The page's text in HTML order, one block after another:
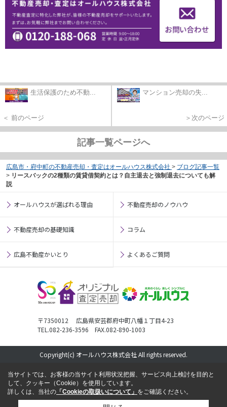
生活保護のため不動...
＜ 前のページ
マンション売却の失...
＞次のページ
記事一覧ページへ
広島市・府中町の不動産売却・査定はオールハウス株式会社 > ブログ記事一覧
> リースバックの2種類の賃貸借契約とは？自主退去と強制退去についても解
説
オールハウスが選ばれる理由 不動産売却のノウハウ
不動産売却の基礎知識 コラム
広島不動産かいとり よくあるご質問
〒7350012 広島県安芸郡府中町八幡１丁目4-23
TEL.082-236-3596 FAX.082-890-1003
Copyright(c) オールハウス株式会社 All rights reserved.
当サイトでは、お客様の当サイト利用状況把握、サービス向上検討を目的と
して、クッキー（Cookie）を使用しています。
詳しくは、当社の 「Cookieの取扱いについて」 をご確認ください。